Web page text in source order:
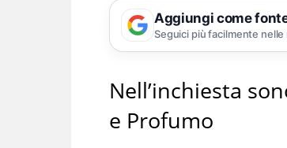
Aggiungi come
Seguici più facilmente
Nell’inchiesta
e Profumo